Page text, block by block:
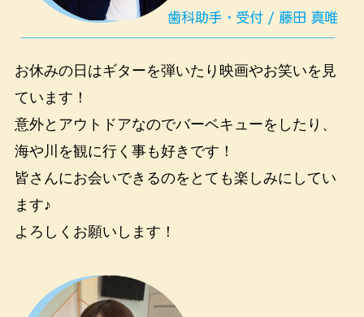
お休みの日はギターを弾いたり映画やお笑いを見
ています！
意外とアウトドアなのでバーベキューをしたり、
海や川を観に行く事も好きです！
皆さんにお会いできるのをとても楽しみにしてい
ます♪
よろしくお願いします！